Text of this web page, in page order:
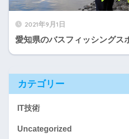
2021年9月1日
愛知県のバスフィッシングス
カテゴリー
IT技術
Uncategorized